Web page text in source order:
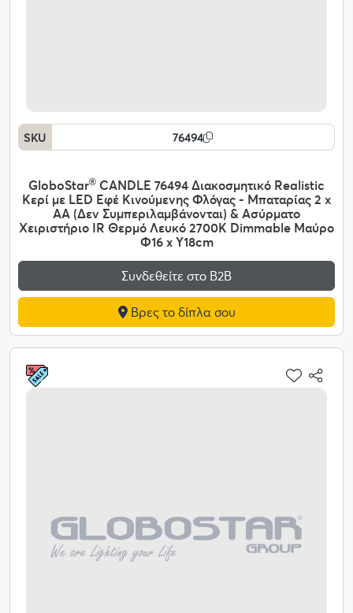
SKU 76494
GloboStar® CANDLE 76494 Διακοσμητικό Realistic
Κερί με LED Εφέ Κινούμενης Φλόγας - Μπαταρίας 2 x
AA (Δεν Συμπεριλαμβάνονται) & Ασύρματο
Χειριστήριο IR Θερμό Λευκό 2700K Dimmable Μαύρο
Φ16 x Υ18cm
Συνδεθείτε στο Β2Β
Βρες το δίπλα σου